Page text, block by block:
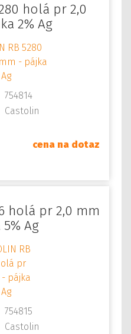
holá pr 2,0
2% Ag
754814
Castolin
cena na dotaz
holá pr 2,0 mm
Ag
754815
Castolin